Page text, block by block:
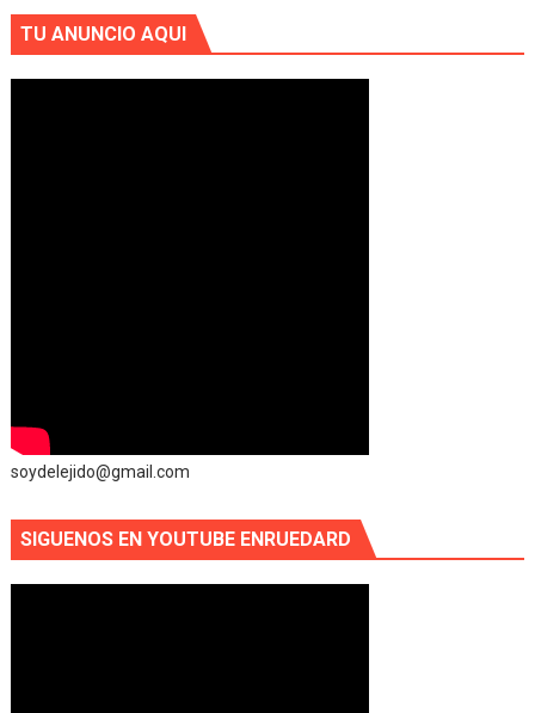
TU ANUNCIO AQUI
soydelejido@gmail.com
SIGUENOS EN YOUTUBE ENRUEDARD